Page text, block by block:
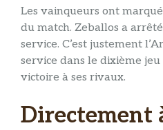
Les vainqueurs ont
du match. Zeballos a
service. C’est justement
service dans le dixième
victoire à ses rivaux.
Directement